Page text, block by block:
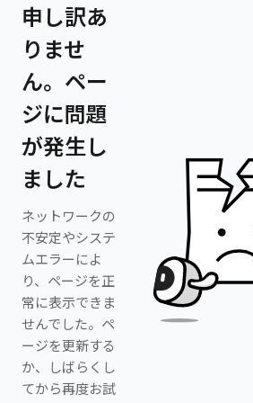
申し訳あ
りませ
ん。ペー
ジに問題
が発生し
ました
ネットワークの
不安定やシステ
ムエラーによ
り、ページを正
常に表示できま
せんでした。ペ
ージを更新する
か、しばらくし
てから再度お試